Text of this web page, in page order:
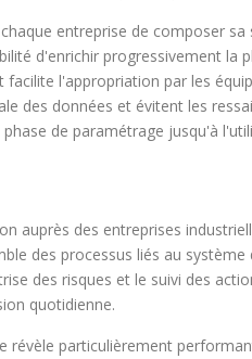
entreprise de composer
d'enrichir progressivement
l'appropriation par les
des données et évitent les
de paramétrage jusqu'à
auprès des entreprises
des processus liés au
des risques et le suivi des
quotidienne.
révèle particulièrement